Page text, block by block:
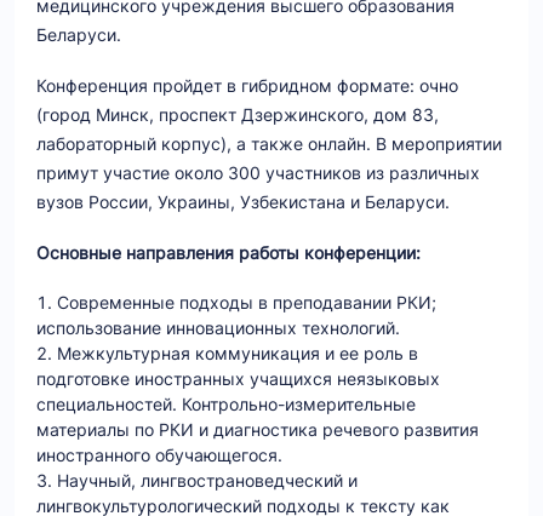
медицинского учреждения высшего образования
Беларуси.
Конференция пройдет в гибридном формате: очно
(город Минск, проспект Дзержинского, дом 83,
лабораторный корпус), а также онлайн. В мероприятии
примут участие около 300 участников из различных
вузов России, Украины, Узбекистана и Беларуси.
Основные направления работы конференции:
Современные подходы в преподавании РКИ;
использование инновационных технологий.
Межкультурная коммуникация и ее роль в
подготовке иностранных учащихся неязыковых
специальностей. Контрольно-измерительные
материалы по РКИ и диагностика речевого развития
иностранного обучающегося.
Научный, лингвострановедческий и
лингвокультурологический подходы к тексту как